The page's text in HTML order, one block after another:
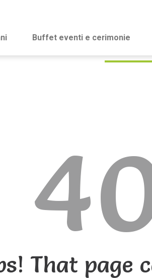
Buffet eventi e cerimonie
That page